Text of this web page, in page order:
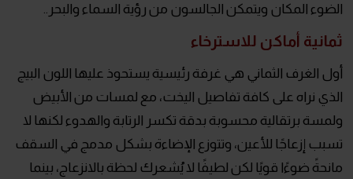
الضوء المكان ويتمكن الجالسون من رؤية السماء والبحر..
ثمانية أماكن للاسترخاء
أول الغرف الثماني هي غرفة رئيسية يستحوذ عليها اللون البيج
الذي نراه على كافة تفاصيل اليخت، مع لمسات من الأبيض
ولمسة برتقالية محسوبة بدقة تكسر الرتابة والهدوء لكنها لا
تسبب إزعاجًا للأعين، وتتوزع الإضاءة بشكل مدمج في السقف
مانحةً ضوءًا قويًا لكن لطيفًا لا يُشعرك لحظة بالانزعاج، بينما